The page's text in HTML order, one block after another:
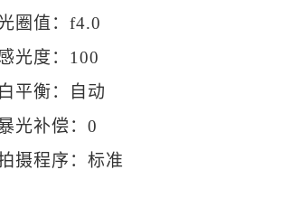
圈值：f4.0
光度：100
白平衡：自动
光补偿：0
摄程序：标准